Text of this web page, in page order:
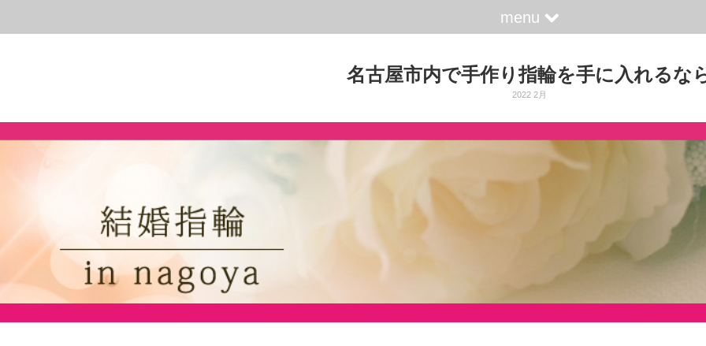
menu
名古屋市内で手作り指輪を手に入れるな
2022 2月